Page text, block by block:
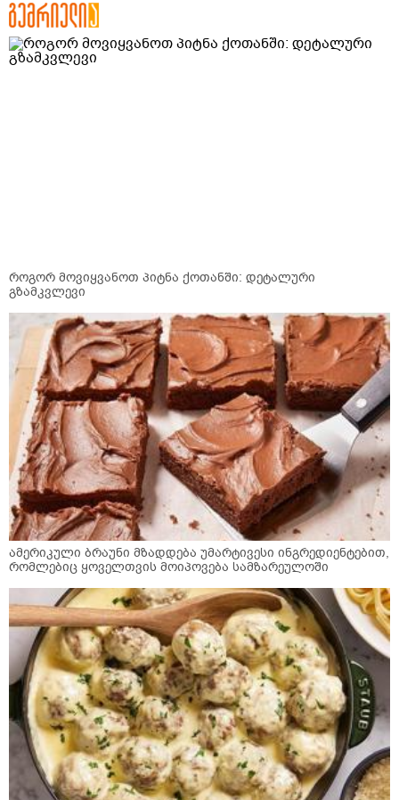
როგორ მოვიყვანოთ პიტნა ქოთანში: დეტალური
გზამკვლევი
ამერიკული ბრაუნი მზადდება უმარტივესი ინგრედიენტებით,
რომლებიც ყოველთვის მოიპოვება სამზარეულოში